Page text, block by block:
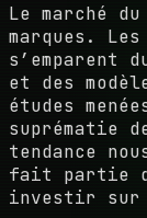
Le marché
marques.
s’emparent
et des
études
suprématie
tendance
fait partie
investir sur